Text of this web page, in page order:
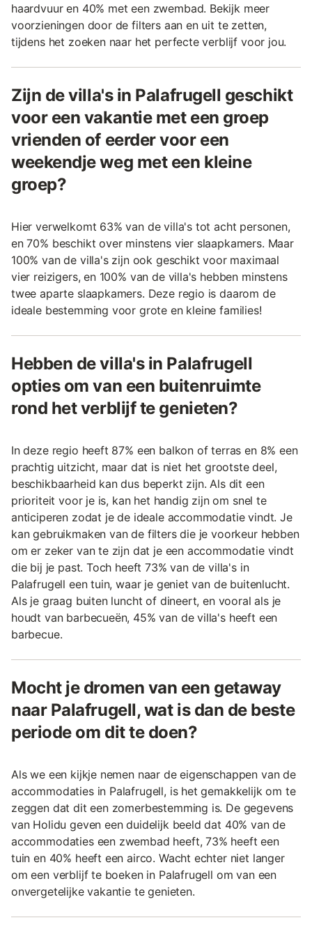
haardvuur en 40% met een zwembad. Bekijk meer
voorzieningen door de filters aan en uit te zetten,
tijdens het zoeken naar het perfecte verblijf voor jou.
Zijn de villa's in Palafrugell geschikt
voor een vakantie met een groep
vrienden of eerder voor een
weekendje weg met een kleine
groep?
Hier verwelkomt 63% van de villa's tot acht personen,
en 70% beschikt over minstens vier slaapkamers. Maar
100% van de villa's zijn ook geschikt voor maximaal
vier reizigers, en 100% van de villa's hebben minstens
twee aparte slaapkamers. Deze regio is daarom de
ideale bestemming voor grote en kleine families!
Hebben de villa's in Palafrugell
opties om van een buitenruimte
rond het verblijf te genieten?
In deze regio heeft 87% een balkon of terras en 8% een
prachtig uitzicht, maar dat is niet het grootste deel,
beschikbaarheid kan dus beperkt zijn. Als dit een
prioriteit voor je is, kan het handig zijn om snel te
anticiperen zodat je de ideale accommodatie vindt. Je
kan gebruikmaken van de filters die je voorkeur hebben
om er zeker van te zijn dat je een accommodatie vindt
die bij je past. Toch heeft 73% van de villa's in
Palafrugell een tuin, waar je geniet van de buitenlucht.
Als je graag buiten luncht of dineert, en vooral als je
houdt van barbecueën, 45% van de villa's heeft een
barbecue.
Mocht je dromen van een getaway
naar Palafrugell, wat is dan de beste
periode om dit te doen?
Als we een kijkje nemen naar de eigenschappen van de
accommodaties in Palafrugell, is het gemakkelijk om te
zeggen dat dit een zomerbestemming is. De gegevens
van Holidu geven een duidelijk beeld dat 40% van de
accommodaties een zwembad heeft, 73% heeft een
tuin en 40% heeft een airco. Wacht echter niet langer
om een verblijf te boeken in Palafrugell om van een
onvergetelijke vakantie te genieten.